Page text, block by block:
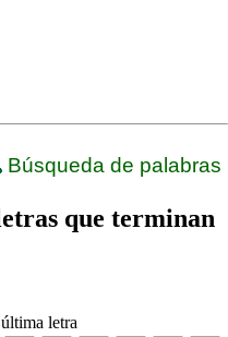
Búsqueda de palabras
que terminan
letra